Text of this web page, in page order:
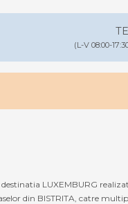
(L-V 08:00-
LUXEMBURG
din BISTRITA, catre